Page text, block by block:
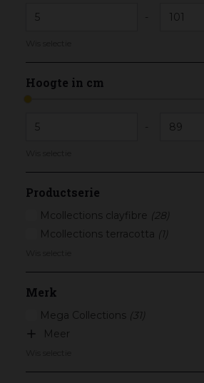
-
Hoogte in cm
-
Productserie
Mcollections clayfibre (28)
Mcollections terracotta (1)
Merk
Mega Collections (31)
Meer